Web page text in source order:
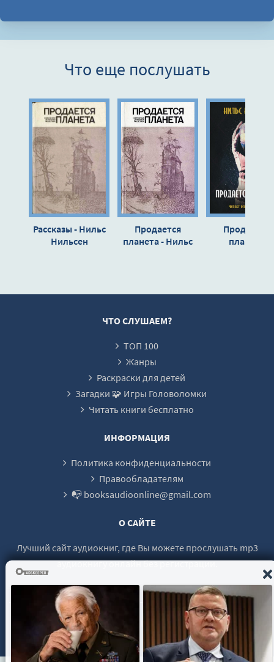
Что еще послушать
Рассказы - Нильс
Нильсен
Продается
планета - Нильс
Продаётся
планета
ЧТО СЛУШАЕМ?
ТОП 100
Жанры
Раскраски для детей
Загадки 🧩 Игры Головоломки
Читать книги бесплатно
ИНФОРМАЦИЯ
Политика конфиденциальности
Правообладателям
📭 booksaudioonline@gmail.com
О САЙТЕ
Лучший сайт аудиокниг, где Вы можете прослушать mp3
аудиокнигу онлайн без регистрации.
© 2021 - 2026 booksaudio-online.com Все права защищены.